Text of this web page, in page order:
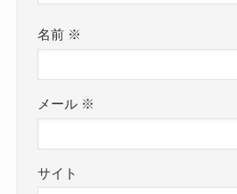
名前 ※
メール ※
サイト